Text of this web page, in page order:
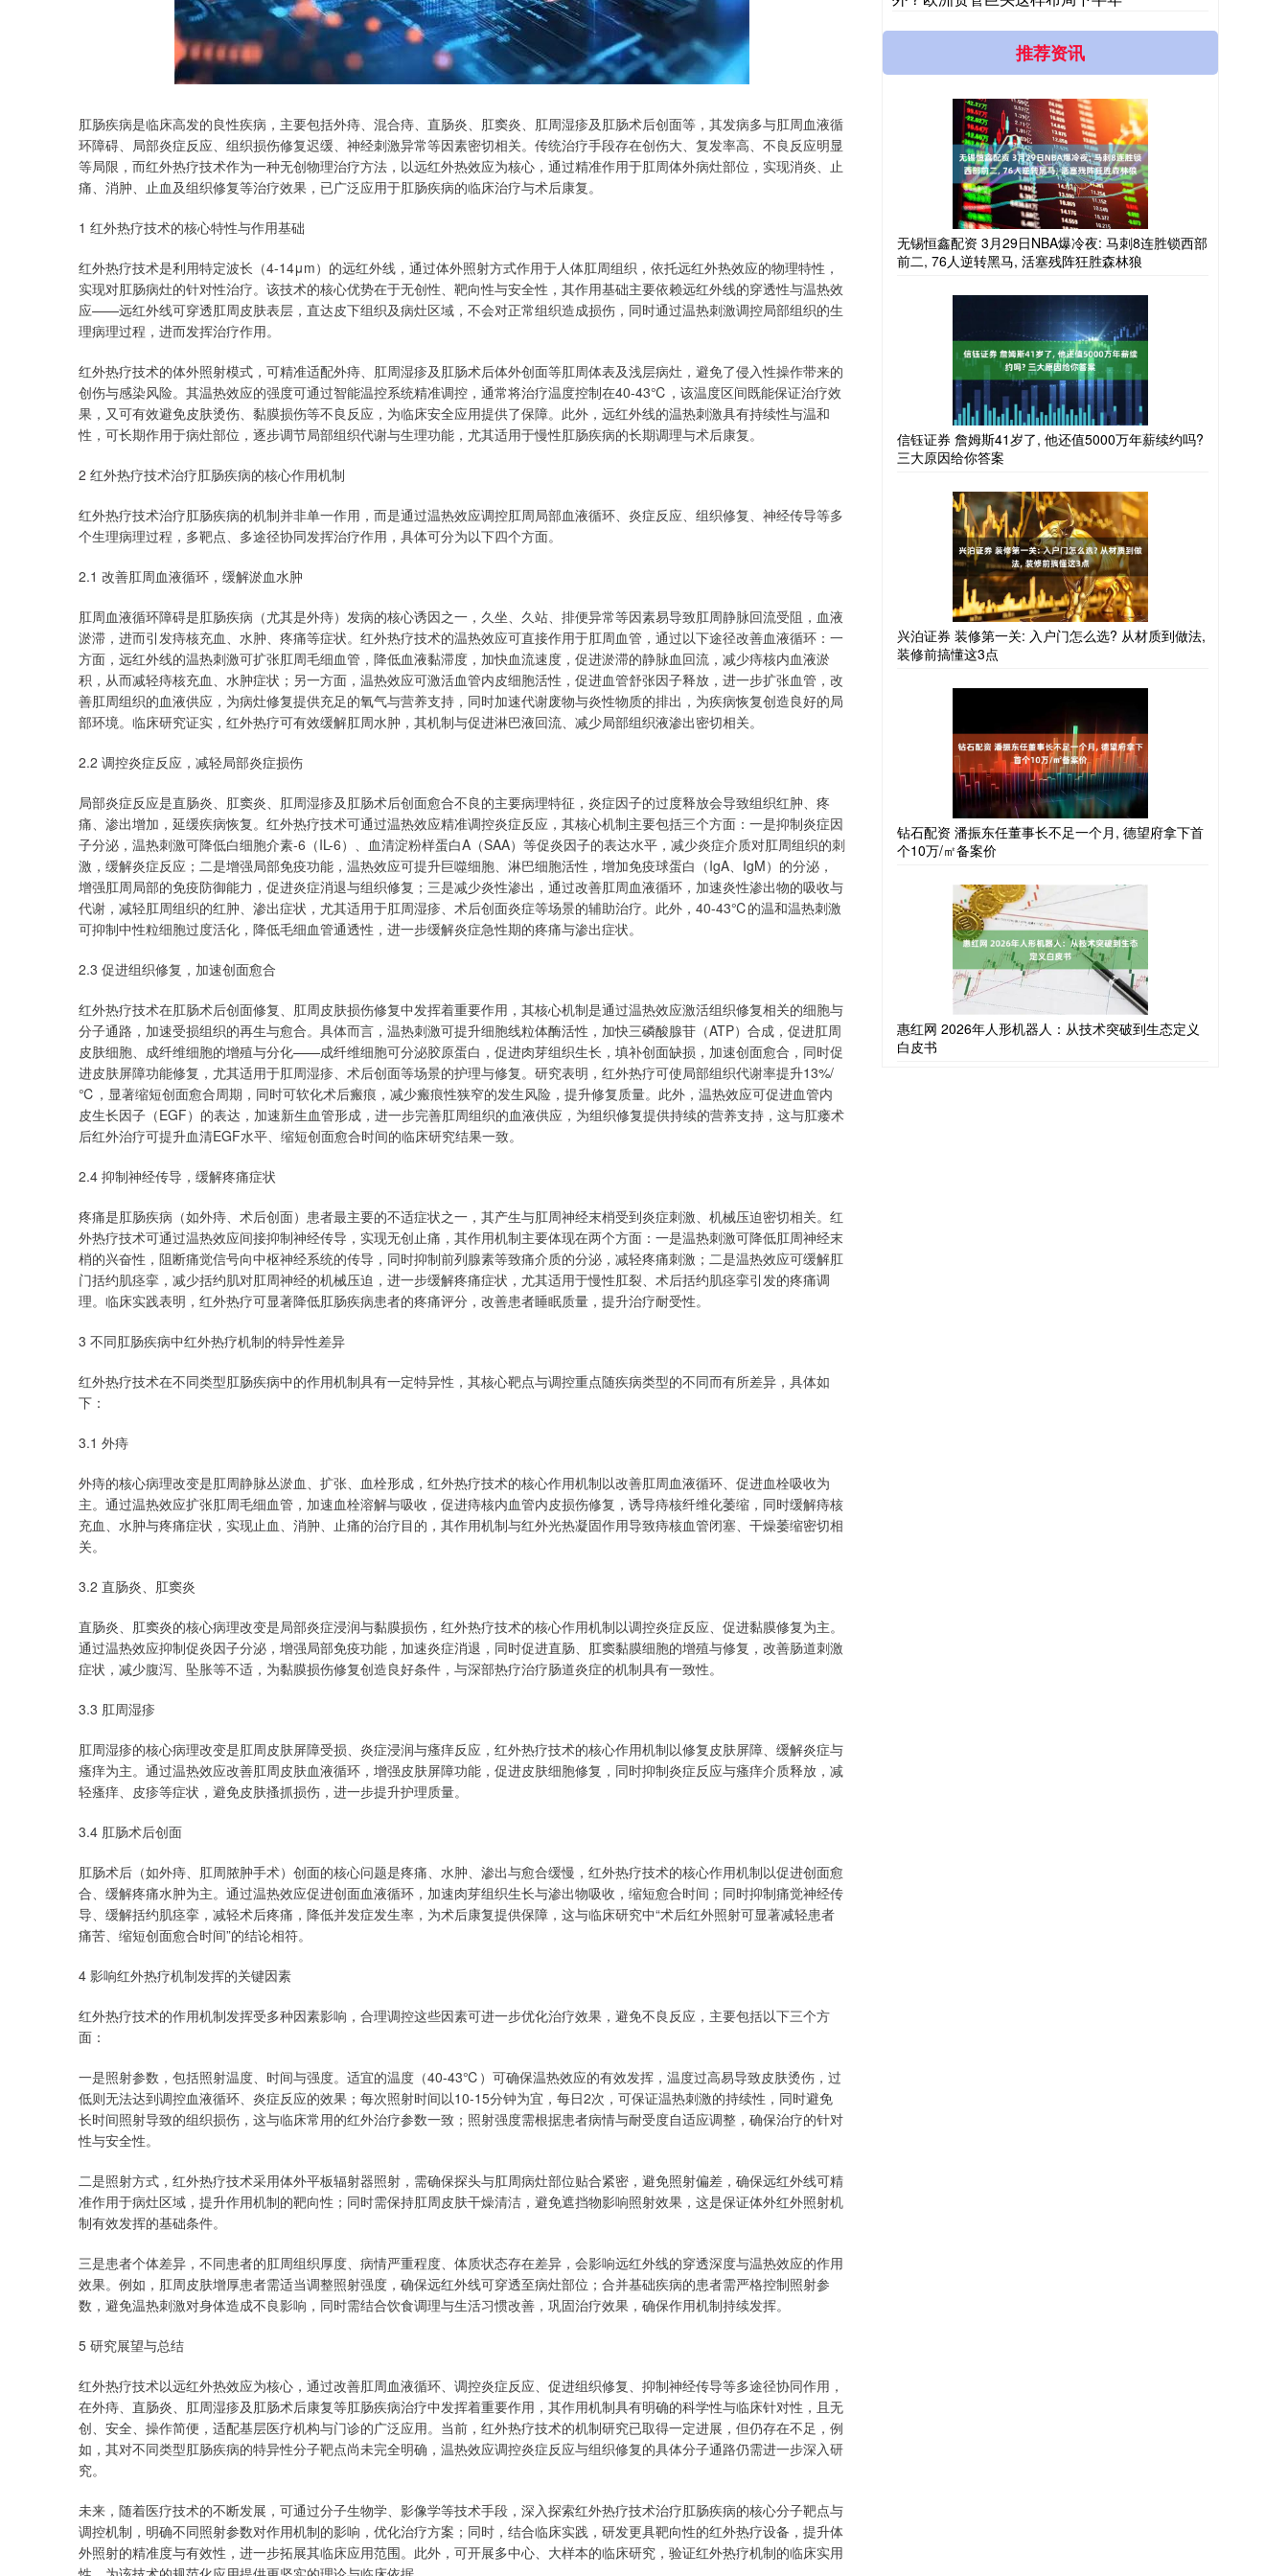
肛肠疾病是临床高发的良性疾病，主要包括外痔、混合痔、直肠炎、肛窦炎、肛周湿疹及肛肠术后创面等，其发病多与肛周血液循
环障碍、局部炎症反应、组织损伤修复迟缓、神经刺激异常等因素密切相关。传统治疗手段存在创伤大、复发率高、不良反应明显
等局限，而红外热疗技术作为一种无创物理治疗方法，以远红外热效应为核心，通过精准作用于肛周体外病灶部位，实现消炎、止
痛、消肿、止血及组织修复等治疗效果，已广泛应用于肛肠疾病的临床治疗与术后康复。
1 红外热疗技术的核心特性与作用基础
红外热疗技术是利用特定波长（4-14μm）的远红外线，通过体外照射方式作用于人体肛周组织，依托远红外热效应的物理特性，
实现对肛肠病灶的针对性治疗。该技术的核心优势在于无创性、靶向性与安全性，其作用基础主要依赖远红外线的穿透性与温热效
应——远红外线可穿透肛周皮肤表层，直达皮下组织及病灶区域，不会对正常组织造成损伤，同时通过温热刺激调控局部组织的生
理病理过程，进而发挥治疗作用。
红外热疗技术的体外照射模式，可精准适配外痔、肛周湿疹及肛肠术后体外创面等肛周体表及浅层病灶，避免了侵入性操作带来的
创伤与感染风险。其温热效应的强度可通过智能温控系统精准调控，通常将治疗温度控制在40-43℃，该温度区间既能保证治疗效
果，又可有效避免皮肤烫伤、黏膜损伤等不良反应，为临床安全应用提供了保障。此外，远红外线的温热刺激具有持续性与温和
性，可长期作用于病灶部位，逐步调节局部组织代谢与生理功能，尤其适用于慢性肛肠疾病的长期调理与术后康复。
2 红外热疗技术治疗肛肠疾病的核心作用机制
红外热疗技术治疗肛肠疾病的机制并非单一作用，而是通过温热效应调控肛周局部血液循环、炎症反应、组织修复、神经传导等多
个生理病理过程，多靶点、多途径协同发挥治疗作用，具体可分为以下四个方面。
2.1 改善肛周血液循环，缓解淤血水肿
肛周血液循环障碍是肛肠疾病（尤其是外痔）发病的核心诱因之一，久坐、久站、排便异常等因素易导致肛周静脉回流受阻，血液
淤滞，进而引发痔核充血、水肿、疼痛等症状。红外热疗技术的温热效应可直接作用于肛周血管，通过以下途径改善血液循环：一
方面，远红外线的温热刺激可扩张肛周毛细血管，降低血液黏滞度，加快血流速度，促进淤滞的静脉血回流，减少痔核内血液淤
积，从而减轻痔核充血、水肿症状；另一方面，温热效应可激活血管内皮细胞活性，促进血管舒张因子释放，进一步扩张血管，改
善肛周组织的血液供应，为病灶修复提供充足的氧气与营养支持，同时加速代谢废物与炎性物质的排出，为疾病恢复创造良好的局
部环境。临床研究证实，红外热疗可有效缓解肛周水肿，其机制与促进淋巴液回流、减少局部组织液渗出密切相关。
2.2 调控炎症反应，减轻局部炎症损伤
局部炎症反应是直肠炎、肛窦炎、肛周湿疹及肛肠术后创面愈合不良的主要病理特征，炎症因子的过度释放会导致组织红肿、疼
痛、渗出增加，延缓疾病恢复。红外热疗技术可通过温热效应精准调控炎症反应，其核心机制主要包括三个方面：一是抑制炎症因
子分泌，温热刺激可降低白细胞介素-6（IL-6）、血清淀粉样蛋白A（SAA）等促炎因子的表达水平，减少炎症介质对肛周组织的刺
激，缓解炎症反应；二是增强局部免疫功能，温热效应可提升巨噬细胞、淋巴细胞活性，增加免疫球蛋白（IgA、IgM）的分泌，
增强肛周局部的免疫防御能力，促进炎症消退与组织修复；三是减少炎性渗出，通过改善肛周血液循环，加速炎性渗出物的吸收与
代谢，减轻肛周组织的红肿、渗出症状，尤其适用于肛周湿疹、术后创面炎症等场景的辅助治疗。此外，40-43℃的温和温热刺激
可抑制中性粒细胞过度活化，降低毛细血管通透性，进一步缓解炎症急性期的疼痛与渗出症状。
2.3 促进组织修复，加速创面愈合
红外热疗技术在肛肠术后创面修复、肛周皮肤损伤修复中发挥着重要作用，其核心机制是通过温热效应激活组织修复相关的细胞与
分子通路，加速受损组织的再生与愈合。具体而言，温热刺激可提升细胞线粒体酶活性，加快三磷酸腺苷（ATP）合成，促进肛周
皮肤细胞、成纤维细胞的增殖与分化——成纤维细胞可分泌胶原蛋白，促进肉芽组织生长，填补创面缺损，加速创面愈合，同时促
进皮肤屏障功能修复，尤其适用于肛周湿疹、术后创面等场景的护理与修复。研究表明，红外热疗可使局部组织代谢率提升13%/
℃，显著缩短创面愈合周期，同时可软化术后瘢痕，减少瘢痕性狭窄的发生风险，提升修复质量。此外，温热效应可促进血管内
皮生长因子（EGF）的表达，加速新生血管形成，进一步完善肛周组织的血液供应，为组织修复提供持续的营养支持，这与肛瘘术
后红外治疗可提升血清EGF水平、缩短创面愈合时间的临床研究结果一致。
2.4 抑制神经传导，缓解疼痛症状
疼痛是肛肠疾病（如外痔、术后创面）患者最主要的不适症状之一，其产生与肛周神经末梢受到炎症刺激、机械压迫密切相关。红
外热疗技术可通过温热效应间接抑制神经传导，实现无创止痛，其作用机制主要体现在两个方面：一是温热刺激可降低肛周神经末
梢的兴奋性，阻断痛觉信号向中枢神经系统的传导，同时抑制前列腺素等致痛介质的分泌，减轻疼痛刺激；二是温热效应可缓解肛
门括约肌痉挛，减少括约肌对肛周神经的机械压迫，进一步缓解疼痛症状，尤其适用于慢性肛裂、术后括约肌痉挛引发的疼痛调
理。临床实践表明，红外热疗可显著降低肛肠疾病患者的疼痛评分，改善患者睡眠质量，提升治疗耐受性。
3 不同肛肠疾病中红外热疗机制的特异性差异
红外热疗技术在不同类型肛肠疾病中的作用机制具有一定特异性，其核心靶点与调控重点随疾病类型的不同而有所差异，具体如
下：
3.1 外痔
外痔的核心病理改变是肛周静脉丛淤血、扩张、血栓形成，红外热疗技术的核心作用机制以改善肛周血液循环、促进血栓吸收为
主。通过温热效应扩张肛周毛细血管，加速血栓溶解与吸收，促进痔核内血管内皮损伤修复，诱导痔核纤维化萎缩，同时缓解痔核
充血、水肿与疼痛症状，实现止血、消肿、止痛的治疗目的，其作用机制与红外光热凝固作用导致痔核血管闭塞、干燥萎缩密切相
关。
3.2 直肠炎、肛窦炎
直肠炎、肛窦炎的核心病理改变是局部炎症浸润与黏膜损伤，红外热疗技术的核心作用机制以调控炎症反应、促进黏膜修复为主。
通过温热效应抑制促炎因子分泌，增强局部免疫功能，加速炎症消退，同时促进直肠、肛窦黏膜细胞的增殖与修复，改善肠道刺激
症状，减少腹泻、坠胀等不适，为黏膜损伤修复创造良好条件，与深部热疗治疗肠道炎症的机制具有一致性。
3.3 肛周湿疹
肛周湿疹的核心病理改变是肛周皮肤屏障受损、炎症浸润与瘙痒反应，红外热疗技术的核心作用机制以修复皮肤屏障、缓解炎症与
瘙痒为主。通过温热效应改善肛周皮肤血液循环，增强皮肤屏障功能，促进皮肤细胞修复，同时抑制炎症反应与瘙痒介质释放，减
轻瘙痒、皮疹等症状，避免皮肤搔抓损伤，进一步提升护理质量。
3.4 肛肠术后创面
肛肠术后（如外痔、肛周脓肿手术）创面的核心问题是疼痛、水肿、渗出与愈合缓慢，红外热疗技术的核心作用机制以促进创面愈
合、缓解疼痛水肿为主。通过温热效应促进创面血液循环，加速肉芽组织生长与渗出物吸收，缩短愈合时间；同时抑制痛觉神经传
导、缓解括约肌痉挛，减轻术后疼痛，降低并发症发生率，为术后康复提供保障，这与临床研究中“术后红外照射可显著减轻患者
痛苦、缩短创面愈合时间”的结论相符。
4 影响红外热疗机制发挥的关键因素
红外热疗技术的作用机制发挥受多种因素影响，合理调控这些因素可进一步优化治疗效果，避免不良反应，主要包括以下三个方
面：
一是照射参数，包括照射温度、时间与强度。适宜的温度（40-43℃）可确保温热效应的有效发挥，温度过高易导致皮肤烫伤，过
低则无法达到调控血液循环、炎症反应的效果；每次照射时间以10-15分钟为宜，每日2次，可保证温热刺激的持续性，同时避免
长时间照射导致的组织损伤，这与临床常用的红外治疗参数一致；照射强度需根据患者病情与耐受度自适应调整，确保治疗的针对
性与安全性。
二是照射方式，红外热疗技术采用体外平板辐射器照射，需确保探头与肛周病灶部位贴合紧密，避免照射偏差，确保远红外线可精
准作用于病灶区域，提升作用机制的靶向性；同时需保持肛周皮肤干燥清洁，避免遮挡物影响照射效果，这是保证体外红外照射机
制有效发挥的基础条件。
三是患者个体差异，不同患者的肛周组织厚度、病情严重程度、体质状态存在差异，会影响远红外线的穿透深度与温热效应的作用
效果。例如，肛周皮肤增厚患者需适当调整照射强度，确保远红外线可穿透至病灶部位；合并基础疾病的患者需严格控制照射参
数，避免温热刺激对身体造成不良影响，同时需结合饮食调理与生活习惯改善，巩固治疗效果，确保作用机制持续发挥。
5 研究展望与总结
红外热疗技术以远红外热效应为核心，通过改善肛周血液循环、调控炎症反应、促进组织修复、抑制神经传导等多途径协同作用，
在外痔、直肠炎、肛周湿疹及肛肠术后康复等肛肠疾病治疗中发挥着重要作用，其作用机制具有明确的科学性与临床针对性，且无
创、安全、操作简便，适配基层医疗机构与门诊的广泛应用。当前，红外热疗技术的机制研究已取得一定进展，但仍存在不足，例
如，其对不同类型肛肠疾病的特异性分子靶点尚未完全明确，温热效应调控炎症反应与组织修复的具体分子通路仍需进一步深入研
究。
未来，随着医疗技术的不断发展，可通过分子生物学、影像学等技术手段，深入探索红外热疗技术治疗肛肠疾病的核心分子靶点与
调控机制，明确不同照射参数对作用机制的影响，优化治疗方案；同时，结合临床实践，研发更具靶向性的红外热疗设备，提升体
外照射的精准度与有效性，进一步拓展其临床应用范围。此外，可开展多中心、大样本的临床研究，验证红外热疗机制的临床实用
推荐资讯
无锡恒鑫配资 3月29日NBA爆冷夜: 马刺8连胜锁西部
前二, 76人逆转黑马, 活塞残阵狂胜森林狼
信钰证券 詹姆斯41岁了, 他还值5000万年薪续约吗?
三大原因给你答案
兴泊证券 装修第一关: 入户门怎么选? 从材质到做法,
装修前搞懂这3点
钻石配资 潘振东任董事长不足一个月, 德望府拿下首
个10万/㎡备案价
惠红网 2026年人形机器人：从技术突破到生态定义
白皮书